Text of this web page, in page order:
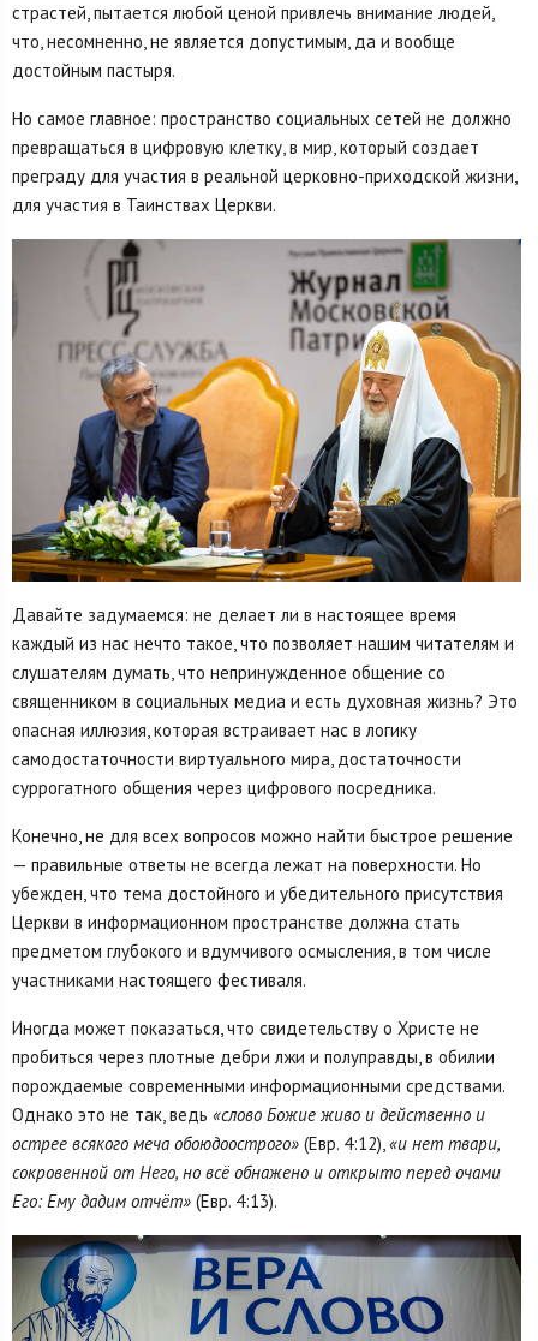
страстей, пытается любой ценой привлечь внимание людей,
что, несомненно, не является допустимым, да и вообще
достойным пастыря.
Но самое главное: пространство социальных сетей не должно
превращаться в цифровую клетку, в мир, который создает
преграду для участия в реальной церковно-приходской жизни,
для участия в Таинствах Церкви.
Давайте задумаемся: не делает ли в настоящее время
каждый из нас нечто такое, что позволяет нашим читателям и
слушателям думать, что непринужденное общение со
священником в социальных медиа и есть духовная жизнь? Это
опасная иллюзия, которая встраивает нас в логику
самодостаточности виртуального мира, достаточности
суррогатного общения через цифрового посредника.
Конечно, не для всех вопросов можно найти быстрое решение
— правильные ответы не всегда лежат на поверхности. Но
убежден, что тема достойного и убедительного присутствия
Церкви в информационном пространстве должна стать
предметом глубокого и вдумчивого осмысления, в том числе
участниками настоящего фестиваля.
Иногда может показаться, что свидетельству о Христе не
пробиться через плотные дебри лжи и полуправды, в обилии
порождаемые современными информационными средствами.
Однако это не так, ведь «слово Божие живо и действенно и
острее всякого меча обоюдоострого» (Евр. 4:12),«и нет твари,
сокровенной от Него, но всё обнажено и открыто перед очами
Его: Ему дадим отчёт» (Евр. 4:13).